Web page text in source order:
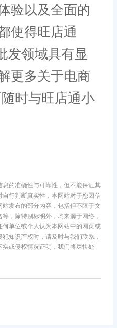
验以及全面的
使得旺店通
发领域具有显
更多关于电商
时与旺店通小
的准确性与可靠性，但不能保证其
行判断真实性，本网站对于您因信
发布的部分内容，包括但不限于文
，除特别标明外，均来源于网络，
单位或个人认为本网站中的网页或
知识产权时，请及时与我们联系，
或侵权情况证明，我们将尽快处